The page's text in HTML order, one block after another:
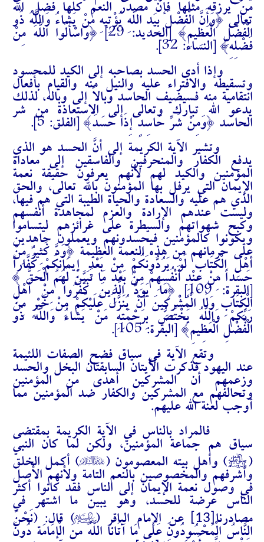
من يرزقه مثلها فإن مصدر النعم كلها فضل الله
تعالى {وَأَنَّ الْفَضْلَ بِيَدِ اللَّهِ يُؤْتِيهِ مَنْ يَشَاءُ وَاللَّهُ ذُو
الْفَضْلِ الْعَظِيمِ} [الحديد: 29] {وَاسْأَلُوا اللَّهَ مِنْ
فَضْلِهِ} [النساء: 32].
وإذا أدى الحسد بصاحبه إلى الكيد للمحسود
وتسقيطه والافتراء عليه والنيل منه والقيام بأفعال
انتقامية منه فسيضيف الحاسد وبالاً إلى وباله، لذلك
يدعو الله تبارك وتعالى إلى الاستعاذة من شر
الحاسد {وَمِنْ شَرِّ حَاسِدٍ إِذَا حَسَدَ} [الفلق: 5].
وتشير الآية الكريمة إلى أنَّ الحسد هو الذي
يدفع الكفار والمنحرفين والفاسقين إلى معاداة
المؤمنين والكيد لهم لأنهم يعرفون حقيقة نعمة
الإيمان التي يرفل بها المؤمنون بالله تعالى، والحق
الذي هم عليه والسعادة والحياة الطيبة التي هم فيها،
وليست عندهم الإرادة والعزم لمجاهدة أنفسهم
وكبح شهواتهم والسيطرة على غرائزهم ليتساموا
ويكونوا كالمؤمنين فيحسدونهم ويعملون جاهدين
على حرمانهم من هذه النعمة العظيمة {وَدَّ كَثِيرٌ مِنْ
أَهْلِ الْكِتَابِ لَوْ يَرُدُّونَكُمْ مِنْ بَعْدِ إِيمَانِكُمْ كُفَّاراً
حَسَداً مِنْ عِنْدِ أَنْفُسِهِمْ مِنْ بَعْدِ مَا تَبَيَّنَ لَهُمُ الْحَقُّ }
[البقرة: 109] {مَا يَوَدُّ الَّذِينَ كَفَرُوا مِنْ أَهْلِ
الْكِتَابِ وَلَا الْمُشْرِكِينَ أَنْ يُنَزَّلَ عَلَيْكُمْ مِنْ خَيْرٍ مِنْ
رَبِّكُمْ وَاللَّهُ يَخْتَصُّ بِرَحْمَتِهِ مَنْ يَشَاءُ وَاللَّهُ ذُو
الْفَضْلِ الْعَظِيمِ} [البقرة: 105].
وتقع الآية في سياق فضح الصفات اللئيمة
عند اليهود فذكرت الآيتان السابقتان البخل والحسد
وزعمهم أن المشركين أهدى من المؤمنين
وتحالفهم مع المشركين والكفار ضد المؤمنين مما
أوجب لعنة الله عليهم.
فالمراد بالناس في الآية الكريمة بمقتضى
سياق هم جماعة المؤمنين، ولكن لما كان النبي
(
J) وأهل بيته المعصومون (%) أكمل الخلق
وأشرفهم والمخصوصين بالنعم التامة ولأنهم الأصل
في وصول نعمة الإيمان إلى الناس فقد كانوا أكثر
الناس عرضة للحسد، وهو يبين ما اشتهر في
مصادرنا
عن الإمام الباقر (A) قال: (نَحْنُ
النَّاسُ الْمَحْسُودُونَ عَلَى مَا آتَانَا اللَّهُ مِنَ الْإِمَامَةِ دُونَ